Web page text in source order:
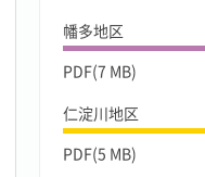
幡多地区
PDF(7 MB)
仁淀川地区
PDF(5 MB)